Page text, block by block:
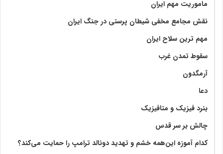
ماموریت مهم ایران
نقش مجامع مخفی شیطان پرستی در جنگ ایران
مهم ترین سلاح ایران
سقوط تمدن غرب
آرمگدون
دعا
بنرد فیزیک و متافیزیک
چالش بر سر قدس
کدام آموزه این‌همه خشم و تهدید دونالد ترامپ را حمایت می‌کند؟